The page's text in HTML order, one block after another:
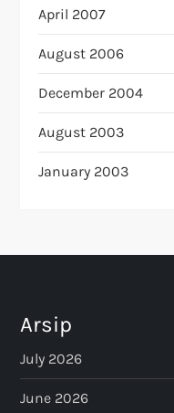
April 2007
August 2006
December 2004
August 2003
January 2003
Arsip
July 2026
June 2026